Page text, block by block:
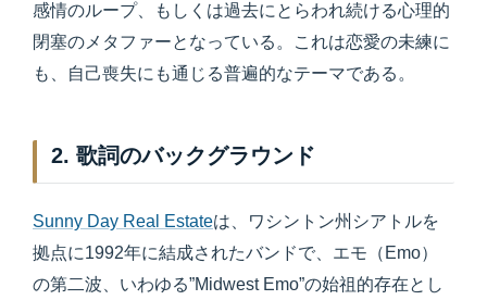
感情のループ、もしくは過去にとらわれ続ける心理的
閉塞のメタファーとなっている。これは恋愛の未練に
も、自己喪失にも通じる普遍的なテーマである。
2. 歌詞のバックグラウンド
Sunny Day Real Estateは、ワシントン州シアトルを
拠点に1992年に結成されたバンドで、エモ（Emo）
の第二波、いわゆる”Midwest Emo”の始祖的存在とし